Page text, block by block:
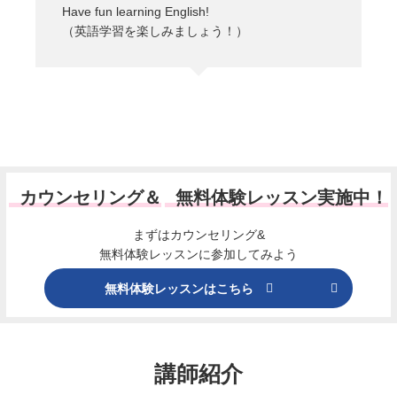
Have fun learning English!
（英語学習を楽しみましょう！）
カウンセリング＆ 無料体験レッスン実施中！
まずはカウンセリング&
無料体験レッスンに参加してみよう
無料体験レッスンはこちら
講師紹介